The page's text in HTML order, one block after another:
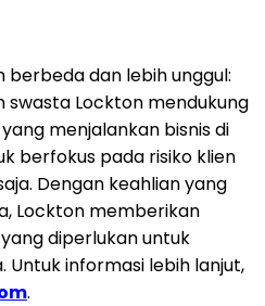
berbeda dan lebih unggul:
swasta Lockton mendukung
menjalankan bisnis di
berfokus pada risiko klien
Dengan keahlian yang
Lockton memberikan
diperlukan untuk
Untuk informasi lebih lanjut,
.